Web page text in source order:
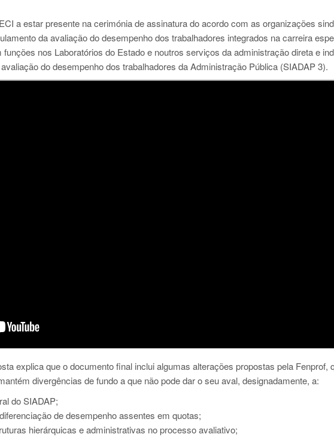
a estar presente na cerimónia de assinatura do acordo com as organizações
da avaliação do desempenho dos trabalhadores integrados na carreira
nos Laboratórios do Estado e noutros serviços da administração direta e
do desempenho dos trabalhadores da Administração Pública (SIADAP 3).
explica que o documento final inclui algumas alterações propostas pela Fenprof,
divergências de fundo a que não pode dar o seu aval, designadamente, a:
do SIADAP;
de desempenho assentes em quotas;
hierárquicas e administrativas no processo avaliativo;